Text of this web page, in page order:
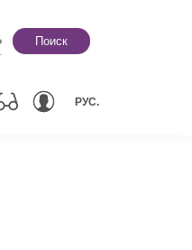
Поиск
РУС.